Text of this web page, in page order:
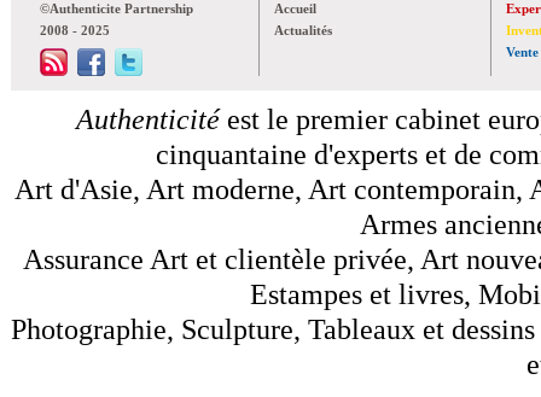
©Authenticite Partnership
2008 - 2025
Accueil
Actualités
Vente
Authenticitéest le premier cabinet
cinquantaine d'experts et de
Art d'Asie, Art moderne, Art contemporain,
Armes
Assurance Art et clientèle privée, Art
Estampes et livres,
Photographie, Sculpture, Tableaux et